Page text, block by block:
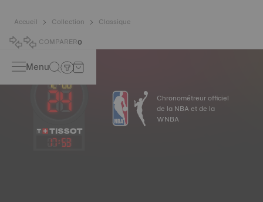
Accueil Collection
Classique
COMPARER0
Menu
17:53
Chronométreur officiel
de la NBA et de la
WNBA